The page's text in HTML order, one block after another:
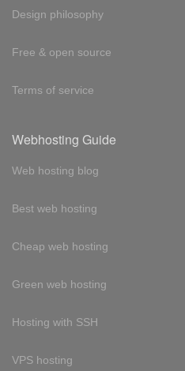
Design philosophy
Free & open source
Terms of service
Webhosting Guide
Web hosting blog
Best web hosting
Cheap web hosting
Green web hosting
Hosting with SSH
VPS hosting